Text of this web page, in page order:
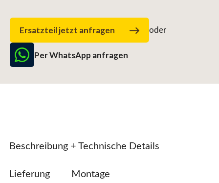
Ersatzteil jetzt anfragen oder
Per WhatsApp anfragen
Beschreibung + Technische Details
Lieferung Montage